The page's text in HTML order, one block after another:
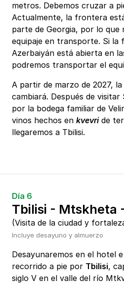
metros. Debemos cruzar a
Actualmente, la frontera
parte de Georgia, por lo que
equipaje en transporte. Si la
Azerbaiyán está abierta en
podremos transportar el
A partir de marzo de 2027,
cambiará. Después de
por la bodega familiar de
vinos hechos en kvevride
llegaremos a Tbilisi.
Día 6
Tbilisi - Mtskheta
(Visita de la ciudad y
Incluye desayuno y almuerzo
Desayunaremos en el hotel
recorrido a pie por Tbilisi,
siglo V en el valle del río